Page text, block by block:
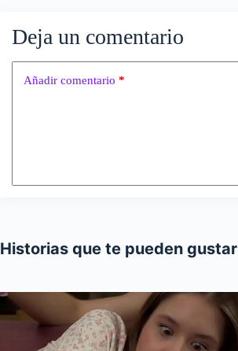
Deja un comentario
Añadir comentario *
Historias que te pueden gustar